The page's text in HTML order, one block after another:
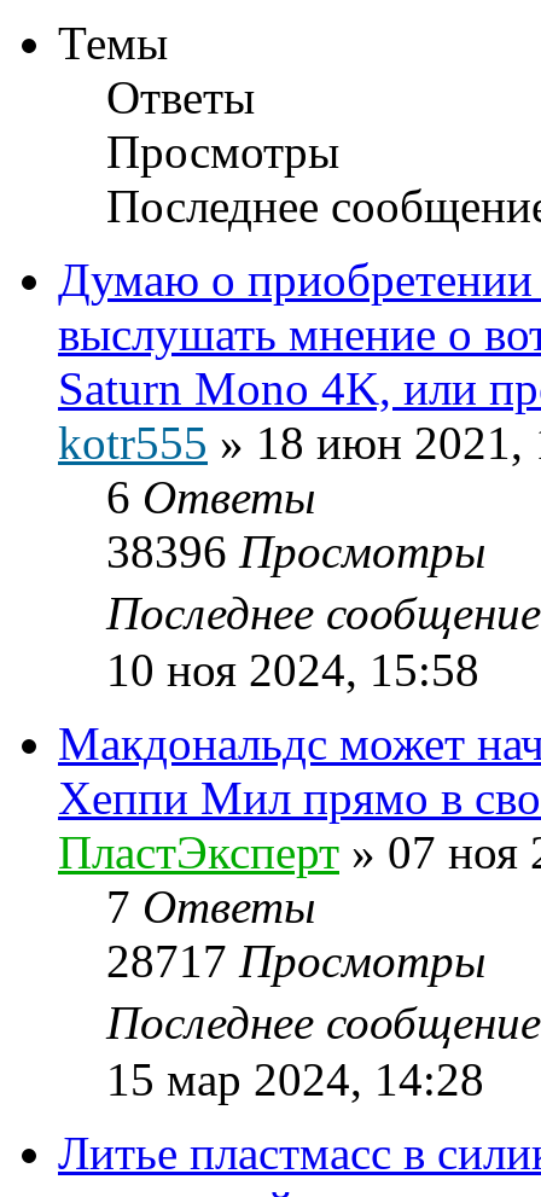
Темы
Ответы
Просмотры
Последнее
Думаю о
выслушать мнение о
Saturn Mono 4K, или
kotr555 » 18 июн 2021,
6 Ответы
38396 Просмотры
Последнее
10 ноя 2024, 15:58
Макдональдс может
Хеппи Мил прямо в
ПластЭксперт » 07 ноя
7 Ответы
28717 Просмотры
Последнее
15 мар 2024, 14:28
Литье пластмасс в